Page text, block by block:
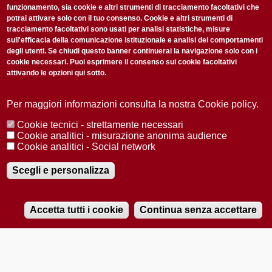
Audio
Accetto laPrivacy Policy
Redazione Copyright Privacy
Area stampa
© 2025 Università di Padova
Registrazione presso il Tribunale di Padova n. 2097/2012 del 18 giugno
2012
funzionamento, sia cookie e altri strumenti di tracciamento facoltativi che
potrai attivare solo con il tuo consenso. Cookie e altri strumenti di
tracciamento facoltativi sono usati per analisi statistiche, misure
sull'efficacia della comunicazione istituzionale e analisi dei comportamenti
degli utenti. Se chiudi questo banner continuerai la navigazione solo con i
cookie necessari. Puoi esprimere il consenso sui cookie facoltativi
attivando le opzioni qui sotto.
Per maggiori informazioni consulta la nostra Cookie policy.
Cookie tecnici - strettamente necessari
Cookie analitici - misurazione anonima audience
Cookie analitici - Social network
Scegli e personalizza
Accetta tutti i cookie Continua senza accettare